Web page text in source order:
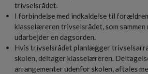
trivselsrådet.
I forbindelse med indkaldelse til
klasselæreren trivselsrådet, som
udarbejder en dagsorden.
Hvis trivselsrådet planlægger
skolen, deltager klasselæreren.
arrangementer udenfor skolen, aftales